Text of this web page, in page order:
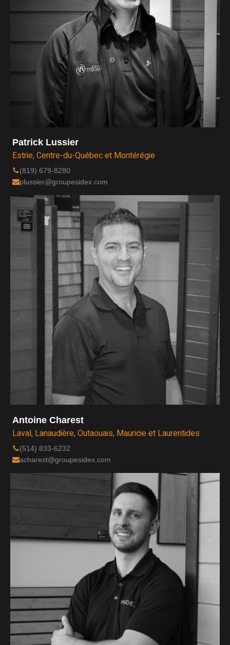
Patrick Lussier
Estrie, Centre-du-Québec et Montérégie
(819) 679-8280
plussier@groupesidex.com
Antoine Charest
Laval, Lanaudière, Outaouais, Mauricie et Laurentides
(514) 833-6232
acharest@groupesidex.com